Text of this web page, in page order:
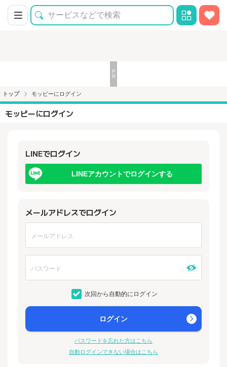
トップ モッピーにログイン
モッピーにログイン
LINEでログイン
LINEアカウントでログインする
メールアドレスでログイン
次回から自動的にログイン
ログイン
パスワードを忘れた方はこちら
自動ログインできない場合はこちら